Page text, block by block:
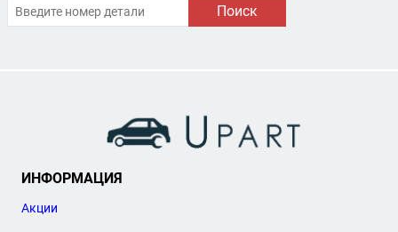
Поиск
ИНФОРМАЦИЯ
Акции